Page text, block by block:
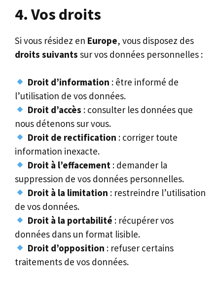
4. Vos droits
Si vous résidez en Europe, vous disposez des
droits suivants sur vos données personnelles :
Droit d’information : être informé de
l’utilisation de vos données.
Droit d’accès : consulter les données que
nous détenons sur vous.
Droit de rectification : corriger toute
information inexacte.
Droit à l’effacement: demander la
suppression de vos données personnelles.
Droit à la limitation : restreindre l’utilisation
de vos données.
Droit à la portabilité : récupérer vos
données dans un format lisible.
Droit d’opposition : refuser certains
traitements de vos données.